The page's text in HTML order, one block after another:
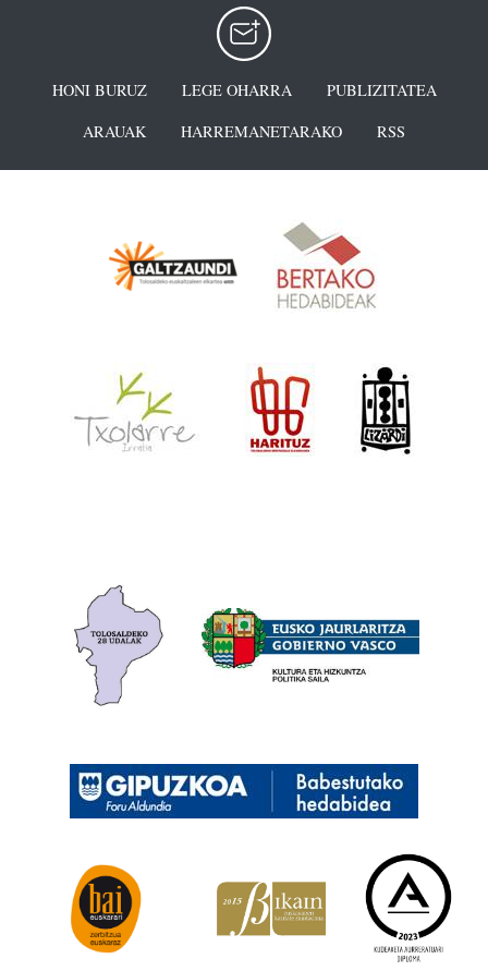
HONI BURUZ LEGE OHARRA
PUBLIZITATEA
ARAUAK
HARREMANETARAKO RSS